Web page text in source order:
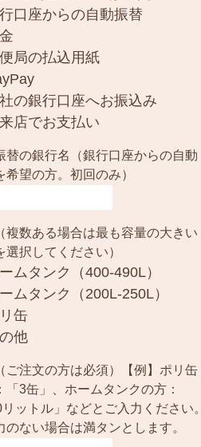
口座からの自動振替
局の払込用紙
の銀行口座へお振込み
店でお支払い
替の銀行名（銀行口座からの自動
希望の方。初回のみ）
複数ある場合は最も容量の大きい
選択してください）
ムタンク（400-490L）
ムタンク（200L-250L）
缶
他
ご注文の方は必須）【例】ポリ缶
「3缶」、ホームタンクの方：
リットル」などとご入力ください。
のない場合は満タンとします。